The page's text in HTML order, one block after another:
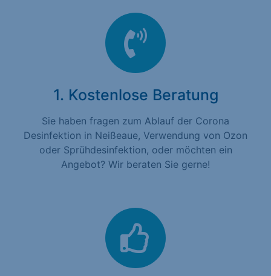
1. Kostenlose Beratung
Sie haben fragen zum Ablauf der Corona
Desinfektion in Neißeaue, Verwendung von Ozon
oder Sprühdesinfektion, oder möchten ein
Angebot? Wir beraten Sie gerne!